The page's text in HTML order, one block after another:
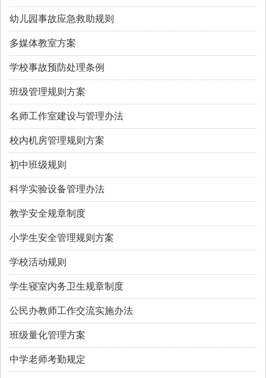
幼儿园事故应急救助规则
多媒体教室方案
学校事故预防处理条例
班级管理规则方案
名师工作室建设与管理办法
校内机房管理规则方案
初中班级规则
科学实验设备管理办法
教学安全规章制度
小学生安全管理规则方案
学校活动规则
学生寝室内务卫生规章制度
公民办教师工作交流实施办法
班级量化管理方案
中学老师考勤规定